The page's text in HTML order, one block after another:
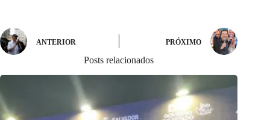
ANTERIOR PRÓXIMO
Posts relacionados